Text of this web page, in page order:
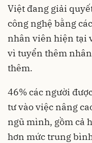
Việt đang giải
công nghệ bằng
nhân viên hiện tại
vì tuyển thêm
thêm.
46% các người
tư vào việc nâng
ngũ mình, gồm cả
hơn mức trung